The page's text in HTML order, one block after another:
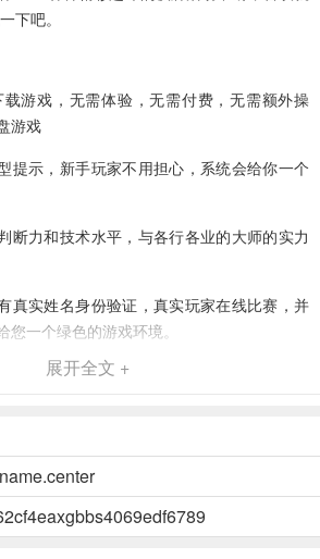
下吧。
游戏，无需体验，无需付费，无需额外操
游戏
提示，新手玩家不用担心，系统会给你一个
断力和技术水平，与各行各业的大师的实力
真实姓名身份验证，真实玩家在线比赛，并
一个绿色的游戏环境。
欣赏天空，图形语音表达程序包，国际象棋
戏包很小，没有任何广告
都是最新和最热门的，并且游戏中的收益也
展开全文 +